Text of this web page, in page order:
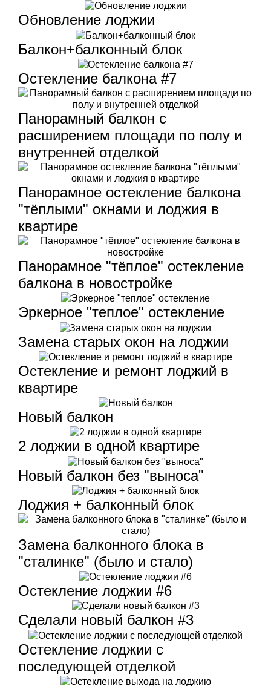
Обновление лоджии
Балкон+балконный блок
Остекление балкона #7
Панорамный балкон с
расширением площади по полу и
внутренней отделкой
Панорамное остекление балкона
"тёплыми" окнами и лоджия в
квартире
Панорамное "тёплое" остекление
балкона в новостройке
Эркерное "теплое" остекление
Замена старых окон на лоджии
Остекление и ремонт лоджий в
квартире
Новый балкон
2 лоджии в одной квартире
Новый балкон без "выноса"
Лоджия + балконный блок
Замена балконного блока в
"сталинке" (было и стало)
Остекление лоджии #6
Сделали новый балкон #3
Остекление лоджии с
последующей отделкой